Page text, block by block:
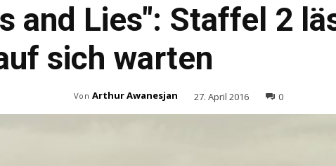
and Lies": Staffel 2
sich warten
Von Arthur Awanesjan 27. April 2016 0